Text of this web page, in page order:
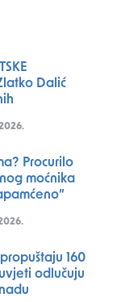
Dalić
Procurilo
moćnika
160
odlučuju